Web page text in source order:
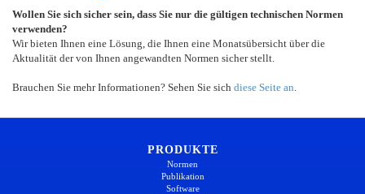
Wollen Sie sich sicher sein, dass Sie nur die gültigen technischen Normen
verwenden?
Wir bieten Ihnen eine Lösung, die Ihnen eine Monatsübersicht über die
Aktualität der von Ihnen angewandten Normen sicher stellt.
Brauchen Sie mehr Informationen? Sehen Sie sich diese Seite an
PRODUKTE
Normen
Publikation
Software